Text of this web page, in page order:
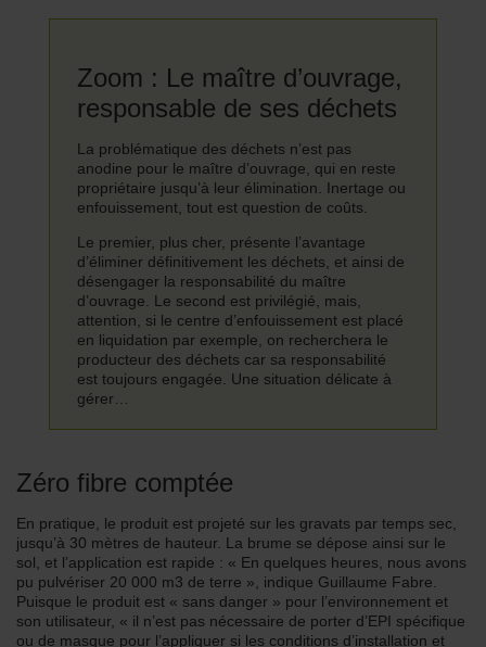
Zoom : Le maître d’ouvrage,
responsable de ses déchets
La problématique des déchets n’est pas
anodine pour le maître d’ouvrage, qui en reste
propriétaire jusqu’à leur élimination. Inertage ou
enfouissement, tout est question de coûts.
Le premier, plus cher, présente l’avantage
d’éliminer définitivement les déchets, et ainsi de
désengager la responsabilité du maître
d’ouvrage. Le second est privilégié, mais,
attention, si le centre d’enfouissement est placé
en liquidation par exemple, on recherchera le
producteur des déchets car sa responsabilité
est toujours engagée. Une situation délicate à
gérer…
Zéro fibre comptée
En pratique, le produit est projeté sur les gravats par temps sec,
jusqu’à 30 mètres de hauteur. La brume se dépose ainsi sur le
sol, et l’application est rapide : « En quelques heures, nous avons
pu pulvériser 20 000 m3 de terre », indique Guillaume Fabre.
Puisque le produit est « sans danger » pour l’environnement et
son utilisateur, « il n’est pas nécessaire de porter d’EPI spécifique
ou de masque pour l’appliquer si les conditions d’installation et